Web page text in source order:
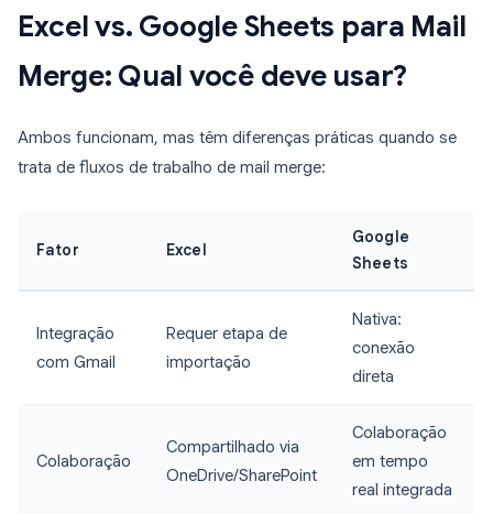
Excel vs. Google Sheets para Mail
Merge: Qual você deve usar?
Ambos funcionam, mas têm diferenças práticas quando se
trata de fluxos de trabalho de mail merge:
Fator Excel
Google
Sheets
Integração
com Gmail
Requer etapa de
importação
Nativa:
conexão
direta
Colaboração
Compartilhado via
OneDrive/SharePoint
Colaboração
em tempo
real integrada